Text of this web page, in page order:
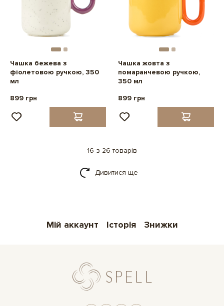
Чашка бежева з
фіолетовою ручкою, 350
мл
899 грн
Чашка жовта з
помаранчевою ручкою,
350 мл
899 грн
16 з 26 товарів
Дивитися ще
Мій аккаунт Історія Знижки